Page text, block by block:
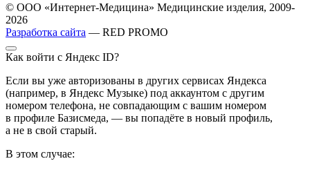
© ООО «Интернет-Медицина» Медицинские изделия, 2009-
2026
Разработка сайта — RED PROMO
Как войти с Яндекс ID?
Если вы уже авторизованы в других сервисах Яндекса
(например, в Яндекс Музыке) под аккаунтом с другим
номером телефона, не совпадающим с вашим номером
в профиле Базисмеда, — вы попадёте в новый профиль,
а не в свой старый.
В этом случае: